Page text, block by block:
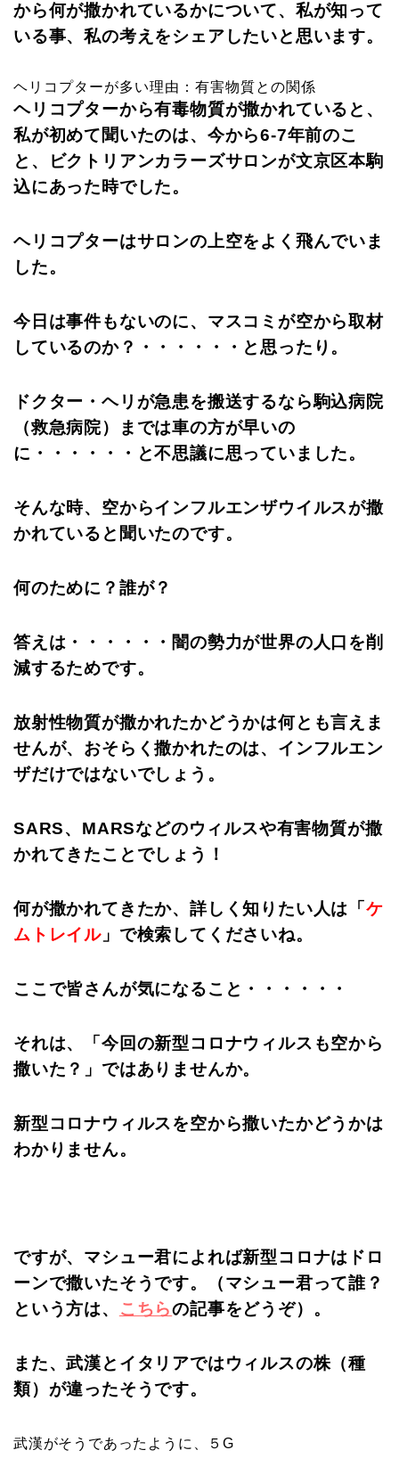
から何が撒かれているかについて、私が知って
いる事、私の考えをシェアしたいと思います。
ヘリコプターが多い理由：有害物質との関係
ヘリコプターから有毒物質が撒かれていると、
私が初めて聞いたのは、今から6-7年前のこ
と、ビクトリアンカラーズサロンが文京区本駒
込にあった時でした。
ヘリコプターはサロンの上空をよく飛んでいま
した。
今日は事件もないのに、マスコミが空から取材
しているのか？・・・・・・と思ったり。
ドクター・ヘリが急患を搬送するなら駒込病院
（救急病院）までは車の方が早いの
に・・・・・・と不思議に思っていました。
そんな時、空からインフルエンザウイルスが撒
かれていると聞いたのです。
何のために？誰が？
答えは・・・・・・闇の勢力が世界の人口を削
減するためです。
放射性物質が撒かれたかどうかは何とも言えま
せんが、おそらく撒かれたのは、インフルエン
ザだけではないでしょう。
SARS、MARSなどのウィルスや有害物質が撒
かれてきたことでしょう！
何が撒かれてきたか、詳しく知りたい人は「 ケ
ムトレイル 」で検索してくださいね。
ここで皆さんが気になること・・・・・・
それは、「今回の新型コロナウィルスも空から
撒いた？」ではありませんか。
新型コロナウィルスを空から撒いたかどうかは
わかりません。
ですが、マシュー君によれば新型コロナはドロ
ーンで撒いたそうです。（マシュー君って誰？
という方は、
こちらの記事をどうぞ）。
また、武漢とイタリアではウィルスの株（種
類）が違ったそうです。
武漢がそうであったように、５G